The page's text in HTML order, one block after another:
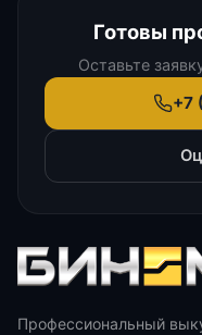
Готовы
Оставьте
+7
Профессиональный